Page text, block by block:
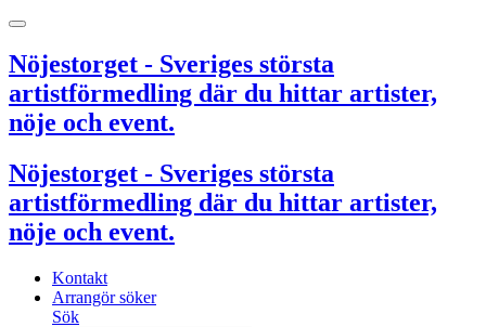
Nöjestorget - Sveriges största
artistförmedling där du hittar artister,
nöje och event.
Nöjestorget - Sveriges största
artistförmedling där du hittar artister,
nöje och event.
Kontakt
Arrangör söker
Sök